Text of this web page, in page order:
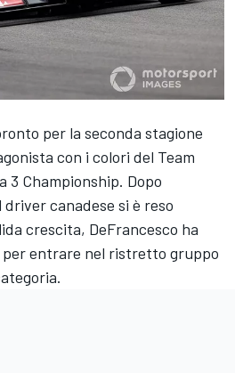
per la seconda stagione
con i colori del Team
3 Championship. Dopo
driver canadese si è reso
crescita, DeFrancesco ha
entrare nel ristretto gruppo